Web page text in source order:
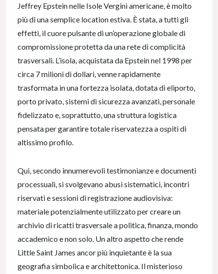
Jeffrey Epstein nelle Isole Vergini americane, è molto
più di una semplice location estiva. È stata, a tutti gli
effetti, il cuore pulsante di un’operazione globale di
compromissione protetta da una rete di complicità
trasversali. L’isola, acquistata da Epstein nel 1998 per
circa 7 milioni di dollari, venne rapidamente
trasformata in una fortezza isolata, dotata di eliporto,
porto privato, sistemi di sicurezza avanzati, personale
fidelizzato e, soprattutto, una struttura logistica
pensata per garantire totale riservatezza a ospiti di
altissimo profilo.
Qui, secondo innumerevoli testimonianze e documenti
processuali, si svolgevano abusi sistematici, incontri
riservati e sessioni di registrazione audiovisiva:
materiale potenzialmente utilizzato per creare un
archivio di ricatti trasversale a politica, finanza, mondo
accademico e non solo. Un altro aspetto che rende
Little Saint James ancor più inquietante è la sua
geografia simbolica e architettonica. Il misterioso